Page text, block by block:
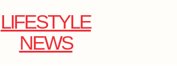
LIFESTYLE
NEWS